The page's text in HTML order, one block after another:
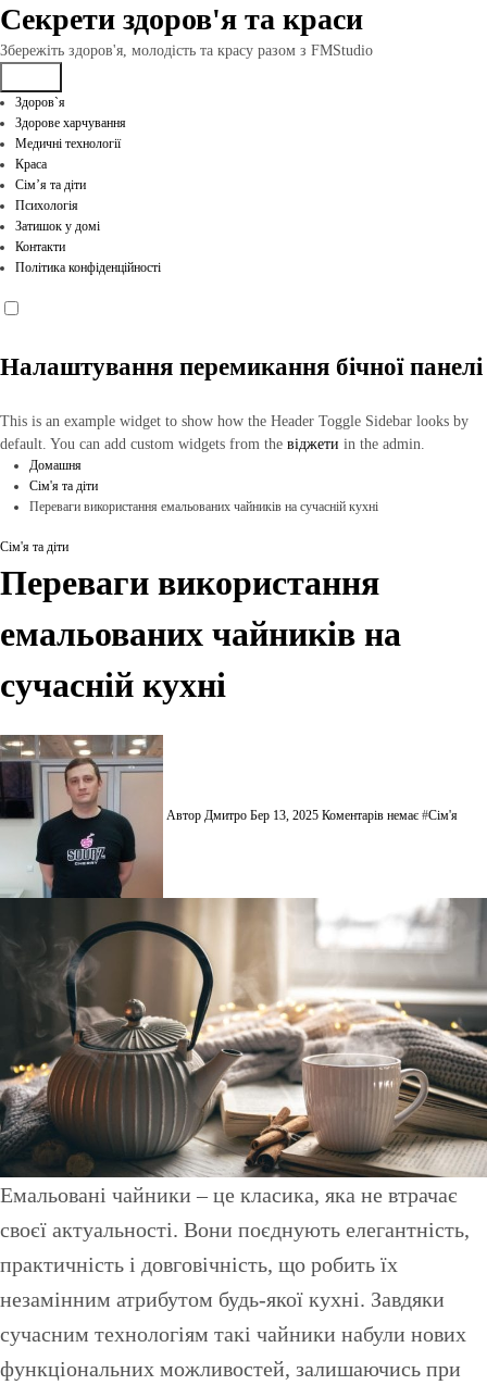
Перейти
до
вмісту
Секрети здоров'я та краси
Збережіть здоров'я, молодість та красу разом з FMStudio
Здоров`я
Здорове харчування
Медичні технології
Краса
Сім’я та діти
Психологія
Затишок у домі
Контакти
Політика конфіденційності
Налаштування перемикання бічної панелі
This is an example widget to show how the Header Toggle Sidebar looks by
default. You can add custom widgets from the віджети in the admin.
Домашня
Сім'я та діти
Переваги використання емальованих чайників на сучасній кухні
Сім'я та діти
Переваги використання
емальованих чайників на
сучасній кухні
Автор Дмитро Бер 13, 2025 Коментарів немає #Сім'я
Емальовані чайники – це класика, яка не втрачає
своєї актуальності. Вони поєднують елегантність,
практичність і довговічність, що робить їх
незамінним атрибутом будь-якої кухні. Завдяки
сучасним технологіям такі чайники набули нових
функціональних можливостей, залишаючись при